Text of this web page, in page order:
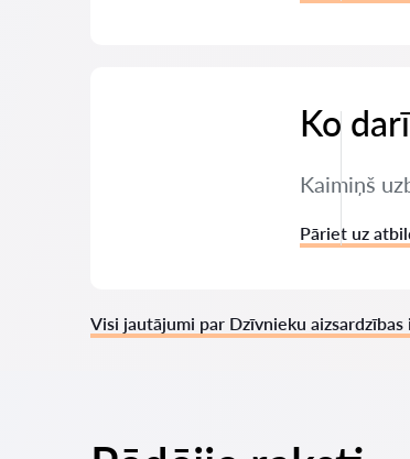
Ko
Kaimiņš
Pāriet uz
Visi jautājumi par Dzīvnieku aizsardzības